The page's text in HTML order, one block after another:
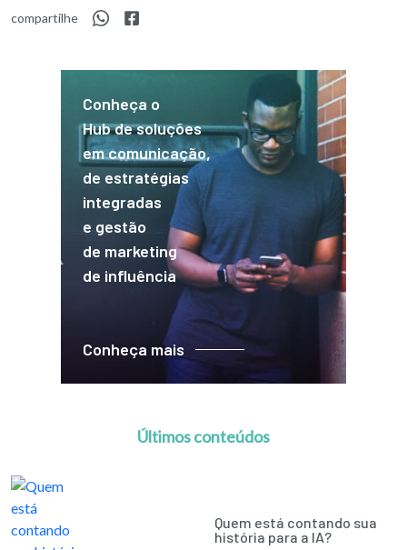
compartilhe
Conheça o
Hub de soluções
em comunicação,
de estratégias
integradas
e gestão
de marketing
de influência
Conheça mais
Últimos conteúdos
Quem está contando sua
história para a IA?